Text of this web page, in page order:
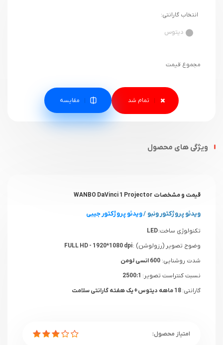
انتخاب گارانتی:
دیتوس
مجموع قیمت
مقایسه
ویژگی های محصول
قیمت و مشخصات WANBO DaVinci 1 Projector
ویدئو پروژکتور ونبو /ویدئو پروژکتور جیبی
تکنولوژی ساخت:LED
وضوح تصویر (رزولوشن) :
شدت روشنایی: 600 انسی لومن
نسبت کنتراست تصویر:
گارانتی: